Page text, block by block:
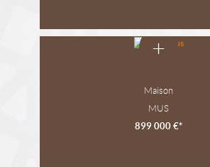
+
Maison
MUS
899 000 €*